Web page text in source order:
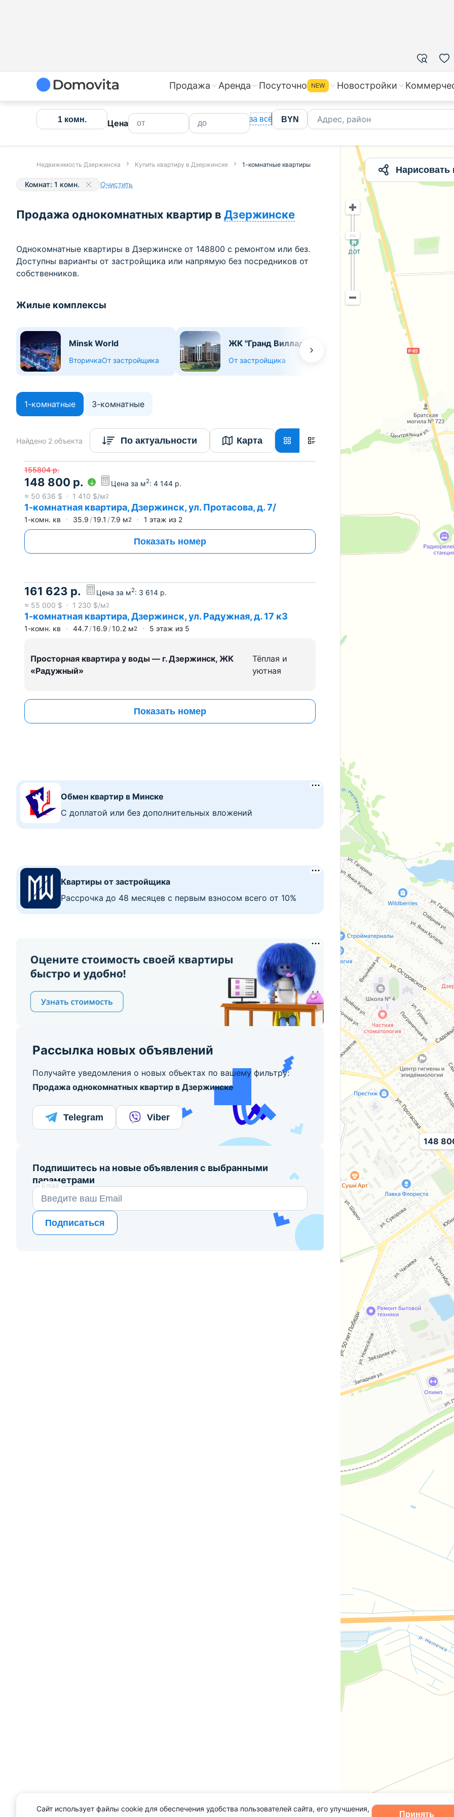
Продажа Аренда Посуточно NEW Новостройки
1 комн. Цена за всё BYN Адрес, район
Недвижимость Дзержинска Купить квартиру в Дзержинске 1-комнатные квартиры
Комнат: 1 комн. Очистить
Продажа однокомнатных квартир в Дзержинске
Однокомнатные квартиры в Дзержинске от 148800 с ремонтом или без.
Доступны варианты от застройщика или напрямую без посредников от
собственников.
Жилые комплексы
Minsk World
ВторичкаОт застройщика
ЖК "Гранд Вилладж"
От застройщика
Дом "Адриатик"
От застройщика
1-комнатные 3-комнатные
Найдено 2 объекта По актуальности Карта
155804 р.
148 800 р. Цена за м2: 4 144 р.
≈ 50 636 $ 1 410 $/м2
1-комнатная квартира, Дзержинск, ул. Протасова, д. 7/
1-комн. кв 35.9 19.1 7.9 м2 1 этаж из 2
Показать номер
161 623 р. Цена за м2: 3 614 р.
≈ 55 000 $ 1 230 $/м2
1-комнатная квартира, Дзержинск, ул. Радужная, д. 17 к3
1-комн. кв 44.7 16.9 10.2 м2 5 этаж из 5
Просторная квартира у воды — г. Дзержинск, ЖК
«Радужный»
Тёплая и
уютная
Показать номер
Обмен квартир в Минске
C доплатой или без дополнительных вложений
Квартиры от застройщика
Рассрочка до 48 месяцев с первым взносом всего от 10%
Рассылка новых объявлений
Получайте уведомления о новых объектах по вашему фильтру:
Продажа однокомнатных квартир в Дзержинске
Telegram Viber
Подпишитесь на новые объявления с выбранными
параметрами
Email
Подписаться
148
Нарисовать
Сайт использует файлы cookie для обеспечения удобства пользователей сайта, его улучшения,
Принять